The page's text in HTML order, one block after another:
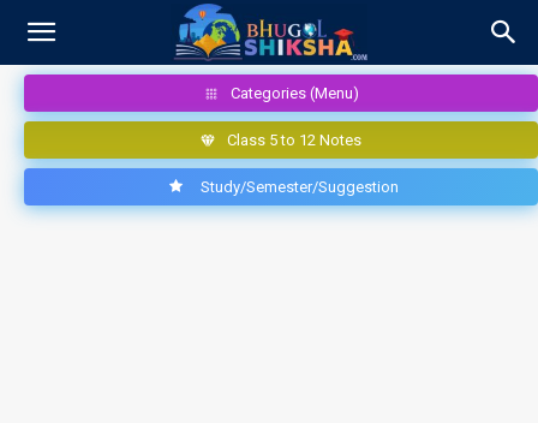
Categories (Menu)
Class 5 to 12 Notes
Study/Semester/Suggestion